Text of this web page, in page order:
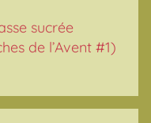
sucrée
de l’Avent #1)